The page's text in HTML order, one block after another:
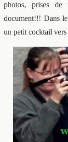
photos, prises
document!!! Dans
un petit cocktail